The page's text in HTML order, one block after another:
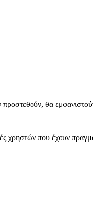
προστεθούν, θα
χρηστών που έχουν